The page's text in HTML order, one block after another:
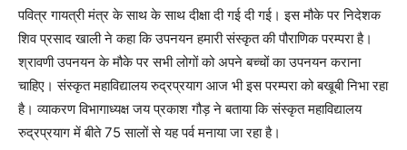
पवित्र गायत्री मंत्र के साथ के साथ दीक्षा दी गई दी गई। इस मौके पर निदेशक
शिव प्रसाद खाली ने कहा कि उपनयन हमारी संस्कृत की पौराणिक परम्परा है।
श्रावणी उपनयन के मौके पर सभी लोगों को अपने बच्चों का उपनयन कराना
चाहिए। संस्कृत महाविद्यालय रुद्रप्रयाग आज भी इस परम्परा को बखूबी निभा रहा
है। व्याकरण विभागाध्यक्ष जय प्रकाश गौड़ ने बताया कि संस्कृत महाविद्यालय
रुद्रप्रयाग में बीते 75 सालों से यह पर्व मनाया जा रहा है।